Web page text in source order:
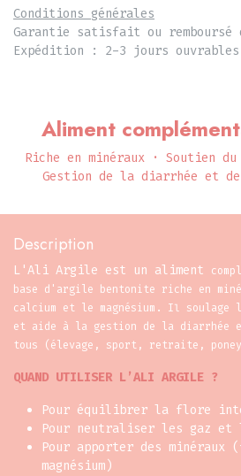
Conditions générales
Garantie satisfait ou remboursé
Expédition : 2-3 jours ouvrables
Aliment
Riche en minéraux · Soutien
Gestion de la diarrhée et
Description
L'Ali Argile est un aliment
base d'argile bentonite riche en
calcium et le magnésium. Il soulage
et aide à la gestion de la diarrhée
tous (élevage, sport, retraite,
QUAND UTILISER L’ALI ARGILE ?
Pour équilibrer la flore
Pour neutraliser les gaz et
Pour apporter des minéraux
magnésium)